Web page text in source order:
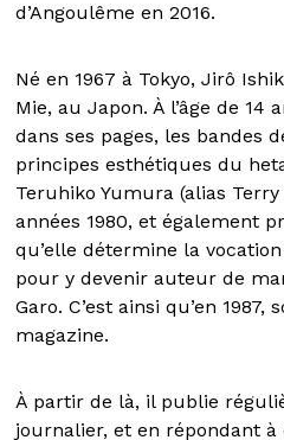
d’Angoulême en 2016.
Né en 1967 à Tokyo, Jirô
Mie, au Japon. À l’âge de
dans ses pages, les bandes
principes esthétiques du
Teruhiko Yumura (alias
années 1980, et également
qu’elle détermine la
pour y devenir auteur de
Garo. C’est ainsi qu’en
magazine.
À partir de là, il publie
journalier, et en répondant